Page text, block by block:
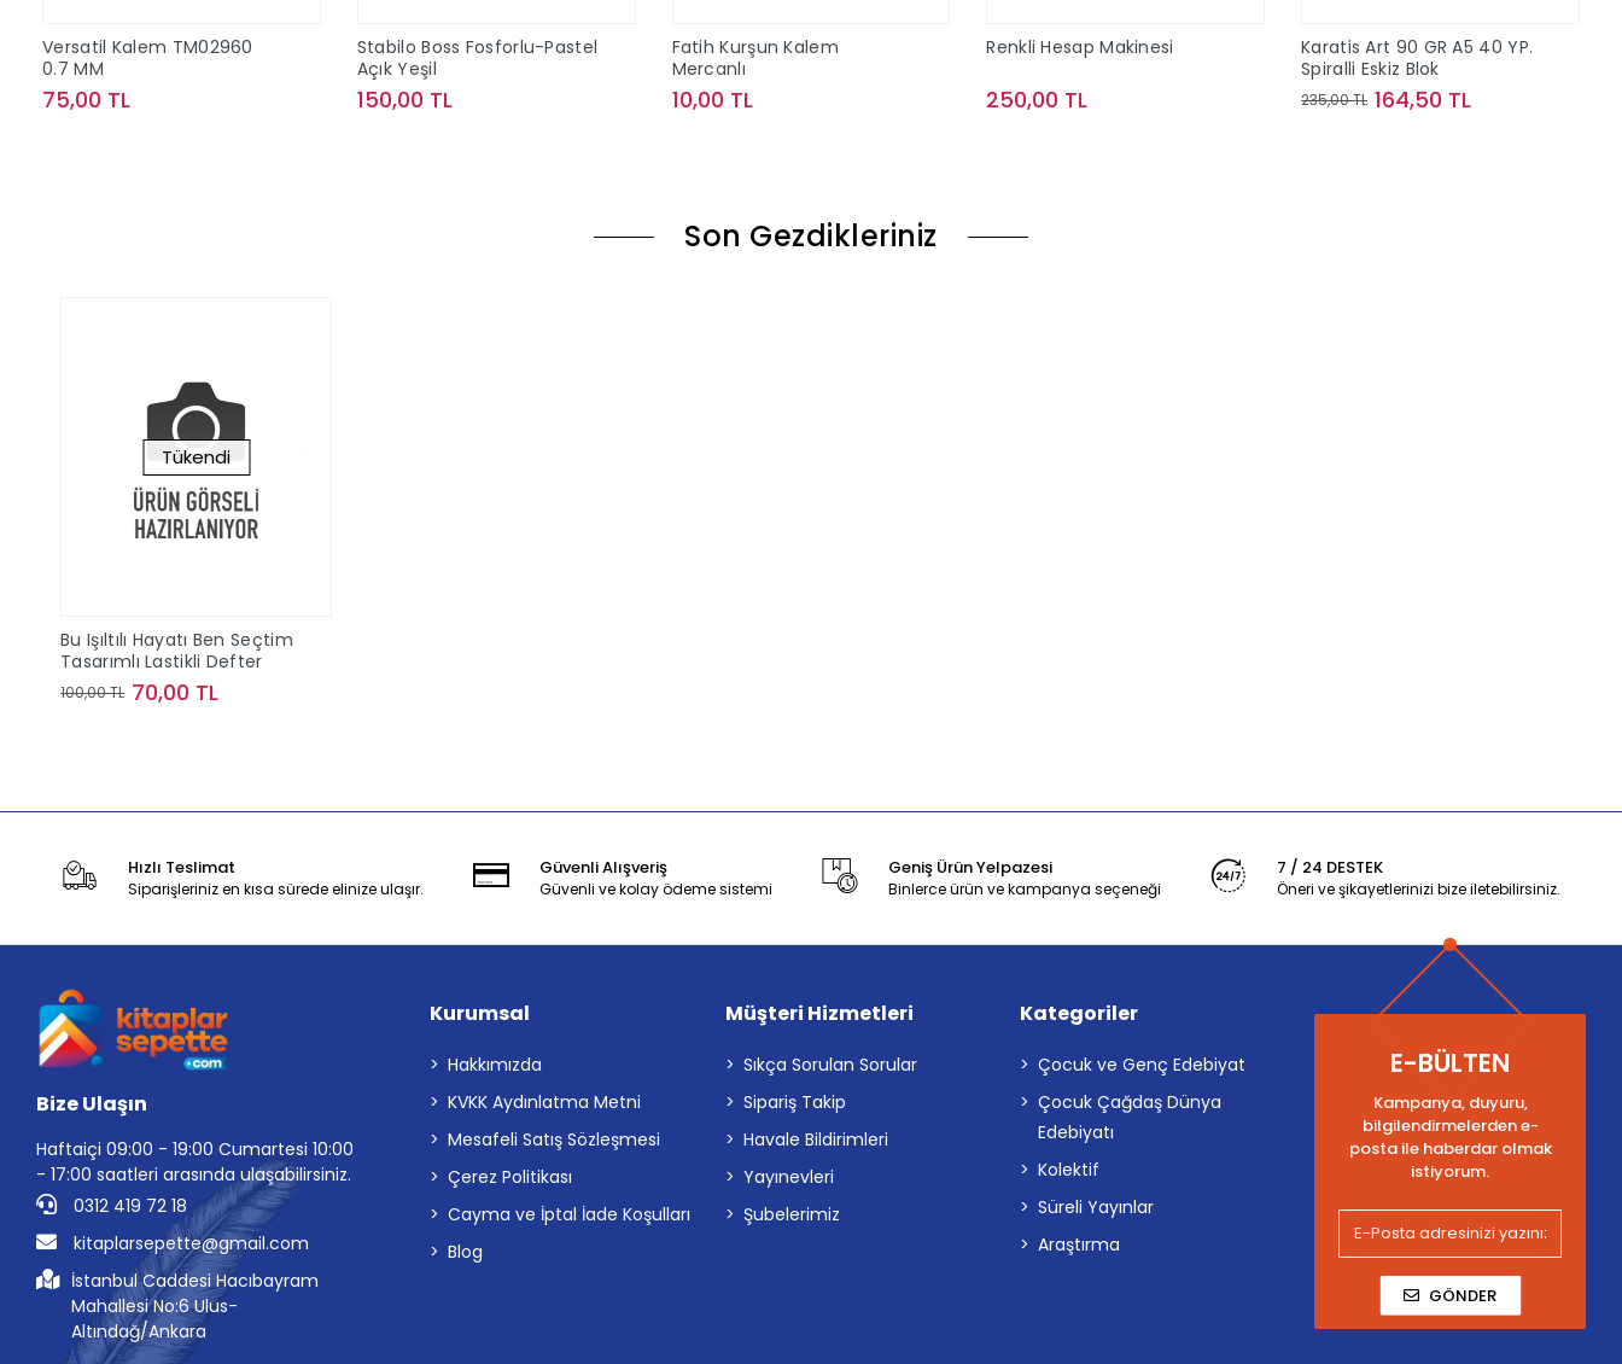
Versatil Kalem TM02960
0.7 MM
75,00 TL
Stabilo Boss Fosforlu-Pastel
Açık Yeşil
150,00 TL
Fatih Kurşun Kalem
Mercanlı
10,00 TL
Renkli Hesap Makinesi
250,00 TL
Karatis Art 90 GR A5 40 YP.
Spiralli Eskiz Blok
235,00 TL 164,50 TL
Son Gezdikleriniz
Tükendi
Bu Işıltılı Hayatı Ben Seçtim
Tasarımlı Lastikli Defter
100,00 TL 70,00 TL
Hızlı Teslimat
Siparişleriniz en kısa sürede elinize ulaşır.
Güvenli Alışveriş
Güvenli ve kolay ödeme sistemi
Geniş Ürün Yelpazesi
Binlerce ürün ve kampanya seçeneği
7 / 24 DESTEK
Öneri ve şikayetlerinizi bize iletebilirsiniz.
Bize Ulaşın
Haftaiçi 09:00 - 19:00 Cumartesi 10:00
- 17:00 saatleri arasında ulaşabilirsiniz.
0312 419 72 18
kitaplarsepette@gmail.com
İstanbul Caddesi Hacıbayram
Mahallesi No:6 Ulus-
Altındağ/Ankara
Kurumsal
Hakkımızda
KVKK Aydınlatma Metni
Mesafeli Satış Sözleşmesi
Çerez Politikası
Cayma ve İptal İade Koşulları
Blog
Müşteri Hizmetleri
Sıkça Sorulan Sorular
Sipariş Takip
Havale Bildirimleri
Yayınevleri
Şubelerimiz
Kategoriler
Çocuk ve Genç Edebiyat
Çocuk Çağdaş Dünya
Edebiyatı
Kolektif
Süreli Yayınlar
Araştırma
E-BÜLTEN
Kampanya, duyuru,
bilgilendirmelerden e-
posta ile haberdar olmak
istiyorum.
GÖNDER